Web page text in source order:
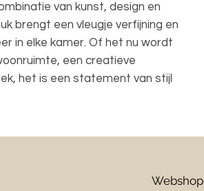
van kunst, design en
brengt een vleugje verfijning en
in elke kamer. Of het nu wordt
een creatieve
het is een statement van stijl
Webshop